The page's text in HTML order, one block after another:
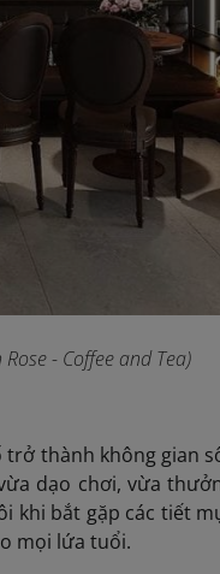
- Coffee and Tea)
thành không gian
dạo chơi, vừa
khi bắt gặp các tiết
mọi lứa tuổi.